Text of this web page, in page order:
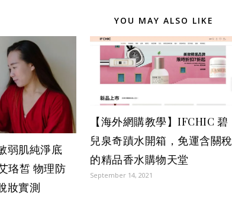
YOU MAY ALSO LIKE
弱肌純淨底
珞皙 物理防
妝實測
【海外網購教學】IFCHIC 碧
兒泉奇蹟水開箱，免運含關稅
的精品香水購物天堂
September 14, 2021